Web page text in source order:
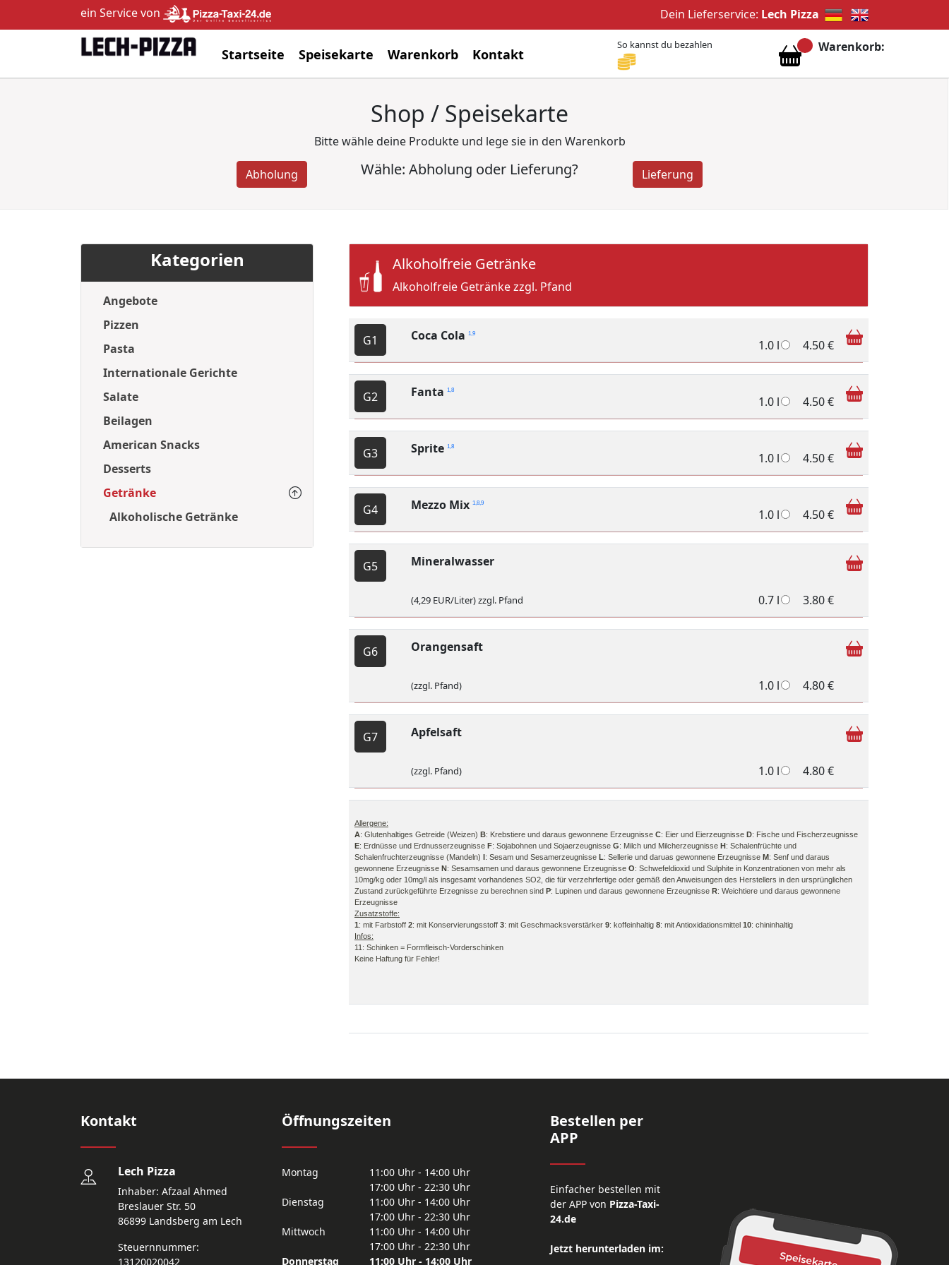
ein Service von Dein Lieferservice: Lech Pizza
Startseite Speisekarte Warenkorb Kontakt
So kannst du bezahlen Warenkorb:
Shop / Speisekarte
Bitte wähle deine Produkte und lege sie in den Warenkorb
Abholung Wähle: Abholung oder Lieferung? Lieferung
Kategorien
Angebote
Pizzen
Pasta
Internationale Gerichte
Salate
Beilagen
American Snacks
Desserts
Getränke
Alkoholische Getränke
Alkoholfreie Getränke
Alkoholfreie Getränke zzgl. Pfand
G1 Coca Cola 1,9
1.0 l 4.50 €
G2 Fanta 1,8
1.0 l 4.50 €
G3 Sprite 1,8
1.0 l 4.50 €
G4 Mezzo Mix 1,8,9
1.0 l 4.50 €
G5 Mineralwasser
(4,29 EUR/Liter) zzgl. Pfand 0.7 l 3.80 €
G6 Orangensaft
(zzgl. Pfand) 1.0 l 4.80 €
G7 Apfelsaft
(zzgl. Pfand) 1.0 l 4.80 €
Allergene:
A: Glutenhaltiges Getreide (Weizen) B: Krebstiere und daraus gewonnene Erzeugnisse C: Eier und Eierzeugnisse D: Fische und Fischerzeugnisse
E: Erdnüsse und Erdnusserzeugnisse F: Sojabohnen und Sojaerzeugnisse G: Milch und Milcherzeugnisse H: Schalenfrüchte und
Schalenfruchterzeugnisse (Mandeln) I: Sesam und Sesamerzeugnisse L: Sellerie und daruas gewonnene Erzeugnisse M: Senf und daraus
gewonnene Erzeugnisse N: Sesamsamen und daraus gewonnene Erzeugnisse O: Schwefeldioxid und Sulphite in Konzentrationen von mehr als
10mg/kg oder 10mg/l als insgesamt vorhandenes SO2, die für verzehrfertige oder gemäß den Anweisungen des Herstellers in den ursprünglichen
Zustand zurückgeführte Erzegnisse zu berechnen sind P: Lupinen und daraus gewonnene Erzeugnisse R: Weichtiere und daraus gewonnene
Erzeugnisse
Zusatzstoffe:
1: mit Farbstoff 2: mit Konservierungsstoff 3: mit Geschmacksverstärker 9: koffeinhaltig 8: mit Antioxidationsmittel 10: chininhaltig
Infos:
11: Schinken = Formfleisch-Vorderschinken
Keine Haftung für Fehler!
Kontakt
Lech Pizza
Inhaber: Afzaal Ahmed
Breslauer Str. 50
86899 Landsberg am Lech
Steuernnummer:
13120020042
Öffnungszeiten
Montag
11:00 Uhr - 14:00 Uhr
17:00 Uhr - 22:30 Uhr
Dienstag
11:00 Uhr - 14:00 Uhr
17:00 Uhr - 22:30 Uhr
Mittwoch
11:00 Uhr - 14:00 Uhr
17:00 Uhr - 22:30 Uhr
Donnerstag
11:00 Uhr - 14:00 Uhr
Bestellen per
APP
Einfacher bestellen mit
der APP von Pizza-Taxi-
24.de
Jetzt herunterladen im: